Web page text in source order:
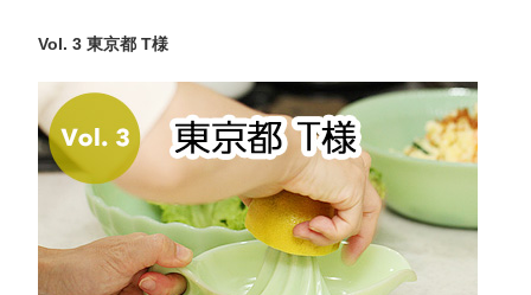
Vol. 3 東京都 T様